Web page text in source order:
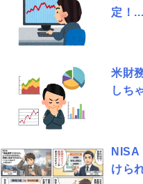
定！...
米財
しち
NISA
けら